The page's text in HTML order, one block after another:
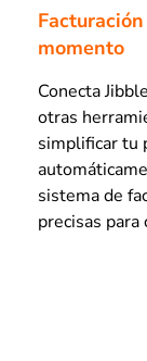
momento
Conecta
otras
simplificar tu
sistema de
precisas para